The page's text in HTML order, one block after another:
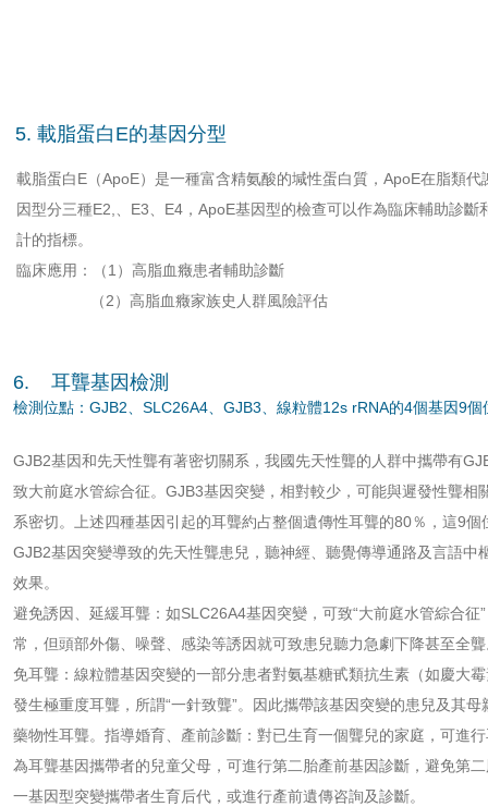
5. 載脂蛋白E的基因分型
載脂蛋白E（ApoE）是一種富含精氨酸的堿性蛋白質，ApoE在脂類
因型分三種E2,、E3、E4，ApoE基因型的檢查可以作為臨床輔助診斷
計的指標。
臨床應用：（1）高脂血癥患者輔助診斷
（2）高脂血癥家族史人群風險評估
6. 耳聾基因檢測
檢測位點：GJB2、SLC26A4、GJB3、線粒體12s rRNA的4個基因9個
GJB2基因和先天性聾有著密切關系，我國先天性聾的人群中攜帶有
致大前庭水管綜合征。GJB3基因突變，相對較少，可能與遲發性聾
系密切。上述四種基因引起的耳聾約占整個遺傳性耳聾的80％，這9
GJB2基因突變導致的先天性聾患兒，聽神經、聽覺傳導通路及言語
效果。
避免誘因、延緩耳聾：如SLC26A4基因突變，可致“大前庭水管綜合
常，但頭部外傷、噪聲、感染等誘因就可致患兒聽力急劇下降甚至全
免耳聾：線粒體基因突變的一部分患者對氨基糖甙類抗生素（如慶大
發生極重度耳聾，所謂“一針致聾”。因此攜帶該基因突變的患兒及其
藥物性耳聾。指導婚育、產前診斷：對已生育一個聾兒的家庭，可進
為耳聾基因攜帶者的兒童父母，可進行第二胎產前基因診斷，避免第
一基因型突變攜帶者生育后代，或進行產前遺傳咨詢及診斷。